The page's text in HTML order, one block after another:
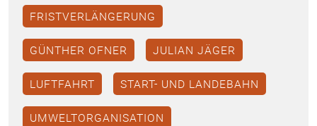
FRISTVERLÄNGERUNG
GÜNTHER OFNER JULIAN JÄGER
LUFTFAHRT START- UND LANDEBAHN
UMWELTORGANISATION